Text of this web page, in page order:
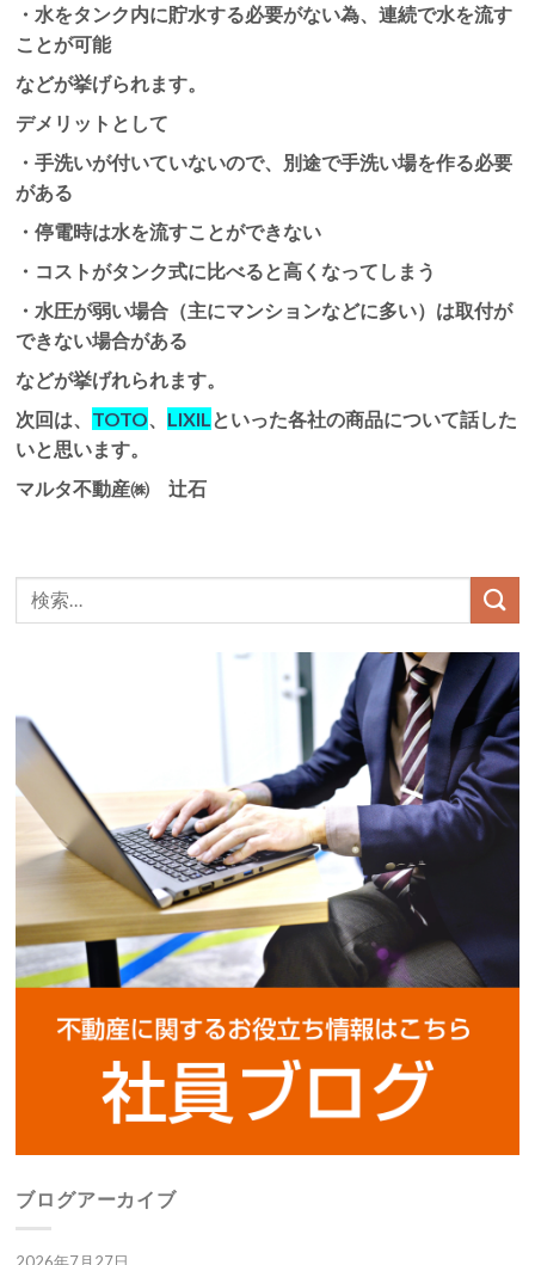
・水をタンク内に貯水する必要がない為、連続で水を流す
ことが可能
などが挙げられます。
デメリットとして
・手洗いが付いていないので、別途で手洗い場を作る必要
がある
・停電時は水を流すことができない
・コストがタンク式に比べると高くなってしまう
・水圧が弱い場合（主にマンションなどに多い）は取付が
できない場合がある
などが挙げれられます。
次回は、 TOTO、 LIXILといった各社の商品について話した
いと思います。
マルタ不動産㈱ 辻石
ブログアーカイブ
2026年7月27日